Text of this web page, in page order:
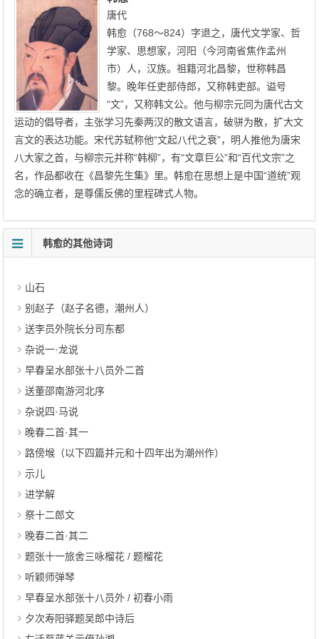
唐代
韩愈（768～824）字退之，唐代文学家、哲
学家、思想家，河阳（今河南省焦作孟州
市）人，汉族。祖籍河北昌黎，世称韩昌
黎。晚年任吏部侍郎，又称韩吏部。谥号
“文”，又称韩文公。他与柳宗元同为唐代古文
运动的倡导者，主张学习先秦两汉的散文语言，破骈为散，扩大文
言文的表达功能。宋代苏轼称他“文起八代之衰”，明人推他为唐宋
八大家之首，与柳宗元并称“韩柳”，有“文章巨公”和“百代文宗”之
名，作品都收在《昌黎先生集》里。韩愈在思想上是中国“道统”观
念的确立者，是尊儒反佛的里程碑式人物。
韩愈的其他诗词
山石
别赵子（赵子名德，潮州人）
送李员外院长分司东都
杂说一·龙说
早春呈水部张十八员外二首
送董邵南游河北序
杂说四·马说
晚春二首·其一
路傍堠（以下四篇并元和十四年出为潮州作）
示儿
进学解
祭十二郎文
晚春二首·其二
题张十一旅舍三咏榴花 / 题榴花
听颖师弹琴
早春呈水部张十八员外 / 初春小雨
夕次寿阳驿题吴郎中诗后